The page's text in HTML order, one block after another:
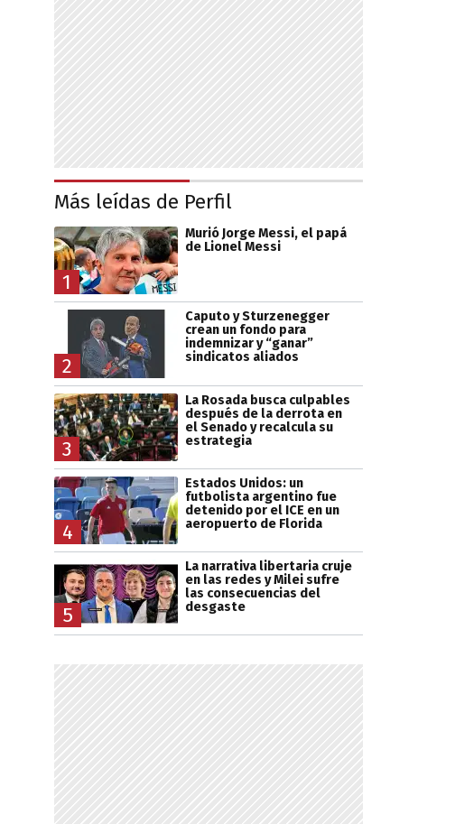
Más leídas de Perfil
1
Murió Jorge Messi, el papá
de Lionel Messi
2
Caputo y Sturzenegger
crean un fondo para
indemnizar y “ganar”
sindicatos aliados
3
La Rosada busca culpables
después de la derrota en
el Senado y recalcula su
estrategia
4
Estados Unidos: un
futbolista argentino fue
detenido por el ICE en un
aeropuerto de Florida
5
La narrativa libertaria cruje
en las redes y Milei sufre
las consecuencias del
desgaste